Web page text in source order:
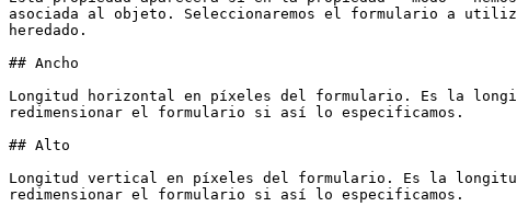
asociada al objeto. Seleccionaremos el formulario a
heredado.
## Ancho
Longitud horizontal en píxeles del formulario. Es la
redimensionar el formulario si así lo especificamos.
## Alto
Longitud vertical en píxeles del formulario. Es la
redimensionar el formulario si así lo especificamos.